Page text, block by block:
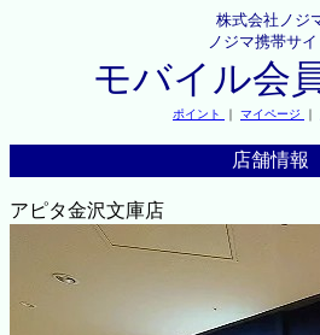
株式会社ノジ
ノジマ携帯サイ
モバイル会
ポイント ｜ マイページ ｜
店舗情報
アピタ金沢文庫店